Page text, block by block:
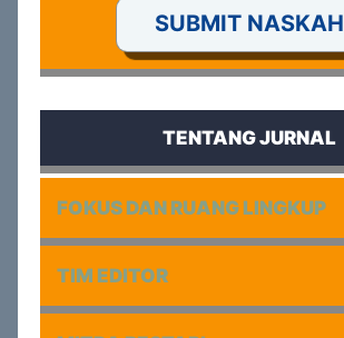
SUBMIT NASKAH
TENTANG JURNAL
FOKUS DAN RUANG LINGKUP
TIM EDITOR